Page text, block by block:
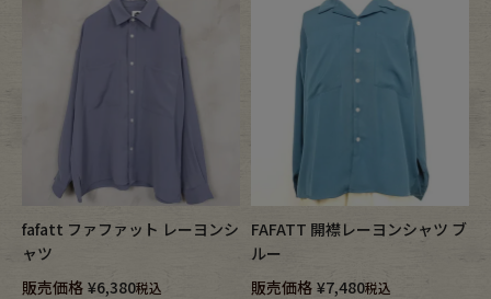
Keyring vintage bicycle
fafatt ファファット レーヨンシ
ャツ
販売価格 ¥6,380税込
FAFATT 開襟レーヨンシャツ ブ
ルー
販売価格 ¥7,480税込